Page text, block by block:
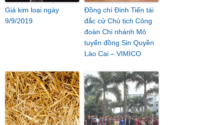
Giá kim loại ngày
9/9/2019
Đồng chí Đinh Tiến tái
đắc cử Chủ tịch Công
đoàn Chi nhánh Mỏ
tuyển đồng Sin Quyền
Lào Cai – VIMICO